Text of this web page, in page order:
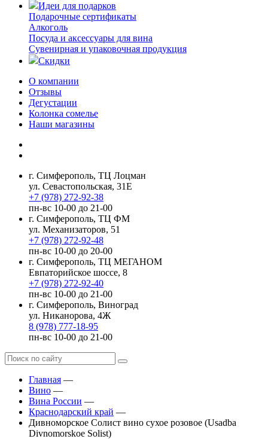
Идеи для подарков
Подарочные сертификаты
Алкоголь
Посуда и аксессуары для вина
Сувенирная и упаковочная продукция
Скидки
О компании
Отзывы
Дегустации
Колонка сомелье
Наши магазины
г. Симферополь, ТЦ Лоцман
ул. Севастопольская, 31Е
+7 (978) 272-92-38
пн-вс 10-00 до 21-00
г. Симферополь, ТЦ ФМ
ул. Механизаторов, 51
+7 (978) 272-92-48
пн-вс 10-00 до 20-00
г. Симферополь, ТЦ МЕГАНОМ
Евпаторийское шоссе, 8
+7 (978) 272-92-40
пн-вс 10-00 до 21-00
г. Симферополь, Виноград
ул. Никанорова, 4Ж
8 (978) 777-18-95
пн-вс 10-00 до 21-00
Главная —
Вино —
Вина России —
Краснодарский край —
Дивноморское Солист вино сухое розовое (Usadba
Divnomorskoe Solist)